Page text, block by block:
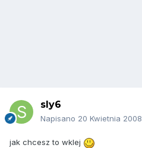
sly6
Napisano 20 Kwietnia 2008
jak chcesz to wklej